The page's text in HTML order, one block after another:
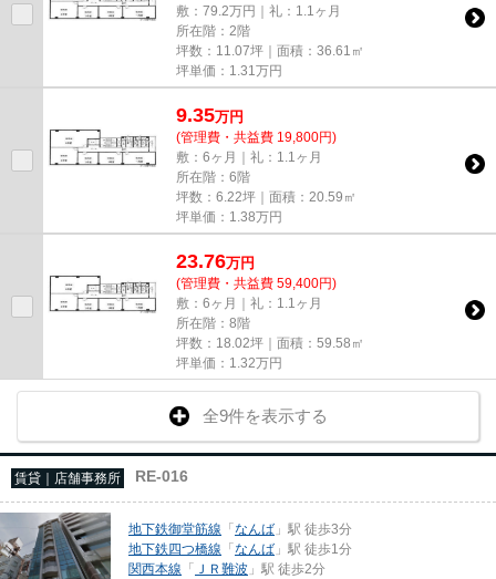
敷：79.2万円｜礼：1.1ヶ月
所在階：2階
坪数：11.07坪｜面積：36.61㎡
坪単価： 1.31 万円
9.35万円
(管理費・共益費 19,800円)
敷：6ヶ月｜礼：1.1ヶ月
所在階：6階
坪数：6.22坪｜面積：20.59㎡
坪単価： 1.38万円
23.76万円
(管理費・共益費 59,400円)
敷：6ヶ月｜礼：1.1ヶ月
所在階：8階
坪数：18.02坪｜面積：59.58㎡
坪単価： 1.32万円
全9件を表示する
賃貸｜店舗事務所 RE-016
地下鉄御堂筋線 「なんば 」駅 徒歩3分
地下鉄四つ橋線 「なんば 」駅 徒歩1分
関西本線 「 ＪＲ難波 」駅 徒歩2分